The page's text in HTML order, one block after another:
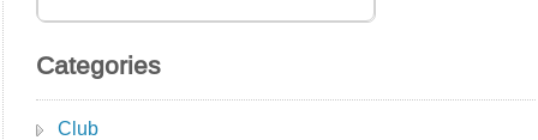
Categories
Club